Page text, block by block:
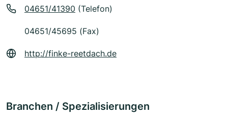
04651/41390 (Telefon)
04651/45695 (Fax)
http://finke-reetdach.de
Branchen / Spezialisierungen